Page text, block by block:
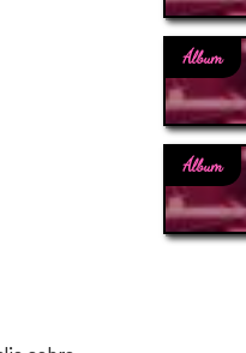
Álbum
Álbum